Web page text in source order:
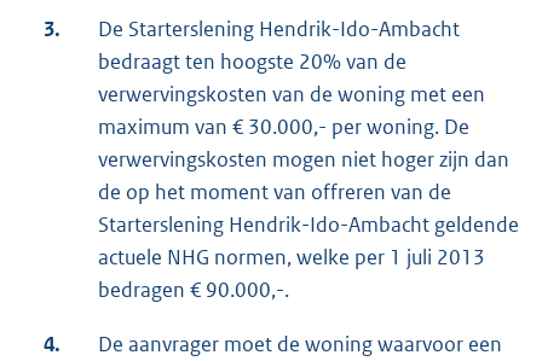
3.
De Starterslening Hendrik-Ido-Ambacht
bedraagt ten hoogste 20% van de
verwervingskosten van de woning met een
maximum van € 30.000,- per woning. De
verwervingskosten mogen niet hoger zijn dan
de op het moment van offreren van de
Starterslening Hendrik-Ido-Ambacht geldende
actuele NHG normen, welke per 1 juli 2013
bedragen € 90.000,-.
4.
De aanvrager moet de woning waarvoor een